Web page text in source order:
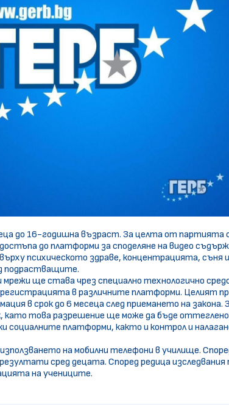
до 16-годишна възраст. За целта от партията
до платформи за споделяне на видео
психическото здраве, концентрацията,
подрастващите.
ще става чрез специално технологично
в различните платформи. Целият
в срок до 6 месеца след приемането на
това разрешение ще може да бъде оттеглено
платформи, както и контрол и
на мобилни телефони в училище.
сред децата. Според редица
на учениците.